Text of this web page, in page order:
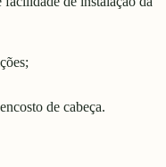
de cabeça.